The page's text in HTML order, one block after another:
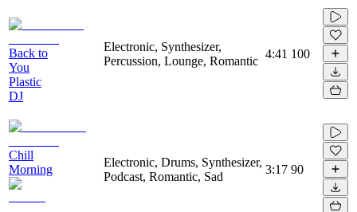
Back to
You
Plastic
DJ
Electronic, Synthesizer,
Percussion, Lounge, Romantic
4:41 100
Chill
Morning
Electronic, Drums, Synthesizer,
Podcast, Romantic, Sad
3:17 90